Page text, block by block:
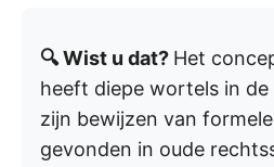
🔍 Wist u dat? Het
heeft diepe wortels in de
zijn bewijzen van
gevonden in oude